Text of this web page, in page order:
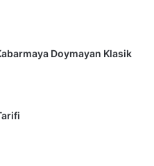
Doymayan Klasik